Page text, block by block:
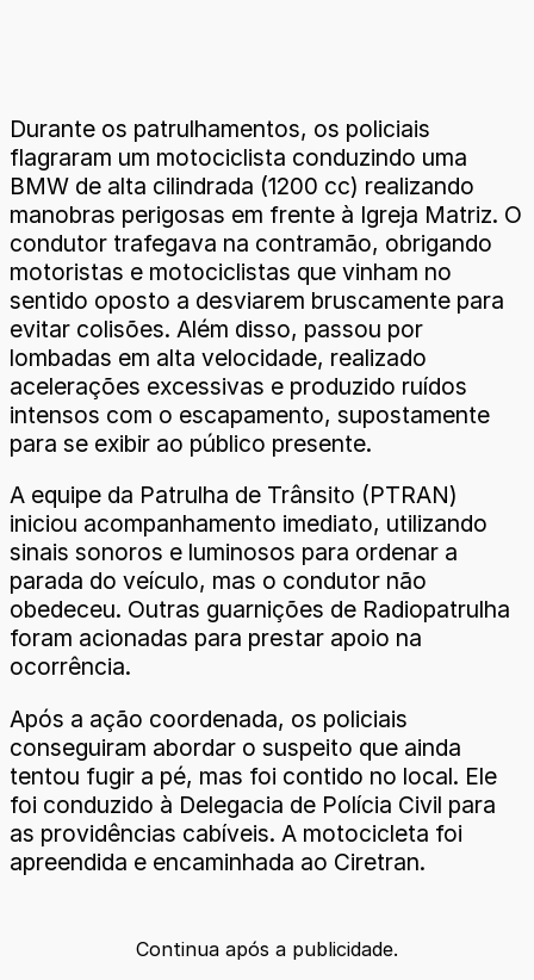
Durante os patrulhamentos, os policiais
flagraram um motociclista conduzindo uma
BMW de alta cilindrada (1200 cc) realizando
manobras perigosas em frente à Igreja Matriz. O
condutor trafegava na contramão, obrigando
motoristas e motociclistas que vinham no
sentido oposto a desviarem bruscamente para
evitar colisões. Além disso, passou por
lombadas em alta velocidade, realizado
acelerações excessivas e produzido ruídos
intensos com o escapamento, supostamente
para se exibir ao público presente.
A equipe da Patrulha de Trânsito (PTRAN)
iniciou acompanhamento imediato, utilizando
sinais sonoros e luminosos para ordenar a
parada do veículo, mas o condutor não
obedeceu. Outras guarnições de Radiopatrulha
foram acionadas para prestar apoio na
ocorrência.
Após a ação coordenada, os policiais
conseguiram abordar o suspeito que ainda
tentou fugir a pé, mas foi contido no local. Ele
foi conduzido à Delegacia de Polícia Civil para
as providências cabíveis. A motocicleta foi
apreendida e encaminhada ao Ciretran.
Continua após a publicidade.